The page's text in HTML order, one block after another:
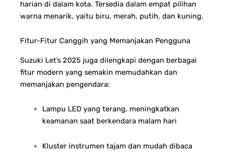
harian di dalam kota. Tersedia dalam empat pilihan
warna menarik, yaitu biru, merah, putih, dan kuning.
Fitur-Fitur Canggih yang Memanjakan Pengguna
Suzuki Let’s 2025 juga dilengkapi dengan berbagai
fitur modern yang semakin memudahkan dan
memanjakan pengendara:
Lampu LED yang terang, meningkatkan
keamanan saat berkendara malam hari
Kluster instrumen tajam dan mudah dibaca